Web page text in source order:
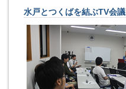
水戸とつくばを結ぶTV会議